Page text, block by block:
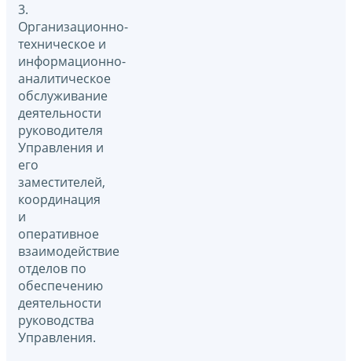
3.
Организационно-
техническое и
информационно-
аналитическое
обслуживание
деятельности
руководителя
Управления и
его
заместителей,
координация
и
оперативное
взаимодействие
отделов по
обеспечению
деятельности
руководства
Управления.